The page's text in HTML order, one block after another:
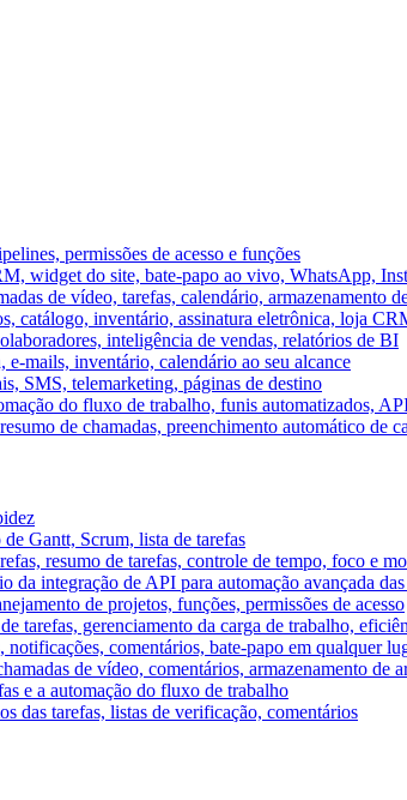
permissões de acesso e funções
widget do site, bate-papo ao vivo, WhatsApp,
de vídeo, tarefas, calendário, armazenamento
catálogo, inventário, assinatura eletrônica, loja
inteligência de vendas, relatórios de BI
mails, inventário, calendário ao seu alcance
SMS, telemarketing, páginas de destino
do fluxo de trabalho, funis automatizados,
de chamadas, preenchimento automático de
Gantt, Scrum, lista de tarefas
resumo de tarefas, controle de tempo, foco e
da integração de API para automação avançada
de projetos, funções, permissões de acesso
tarefas, gerenciamento da carga de trabalho,
notificações, comentários, bate-papo em qualquer
de vídeo, comentários, armazenamento de
e a automação do fluxo de trabalho
das tarefas, listas de verificação, comentários